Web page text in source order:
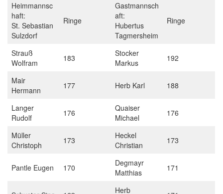
Heimmannsc
haft:
St. Sebastian
Sulzdorf
Ringe
Gastmannsch
aft:
Hubertus
Tagmersheim
Ringe
Strauß
Wolfram
183
Stocker
Markus
192
Mair
Hermann
177 Herb Karl 188
Langer
Rudolf
176
Quaiser
Michael
176
Müller
Christoph
173
Heckel
Christian
173
Pantle Eugen 170
Degmayr
Matthias
171
Herb